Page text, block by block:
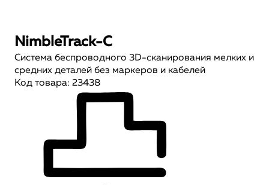
NimbleTrack-C
Система беспроводного 3D-сканирования мелких и
средних деталей без маркеров и кабелей
Код товара: 23438